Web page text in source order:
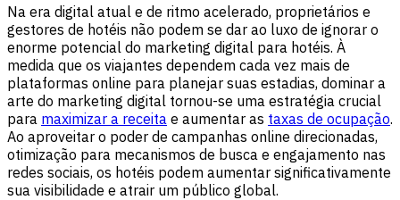
Na era digital atual e de ritmo acelerado, proprietários e
gestores de hotéis não podem se dar ao luxo de ignorar o
enorme potencial do marketing digital para hotéis. À
medida que os viajantes dependem cada vez mais de
plataformas online para planejar suas estadias, dominar a
arte do marketing digital tornou-se uma estratégia crucial
para maximizar a receita e aumentar as taxas de ocupação.
Ao aproveitar o poder de campanhas online direcionadas,
otimização para mecanismos de busca e engajamento nas
redes sociais, os hotéis podem aumentar significativamente
sua visibilidade e atrair um público global.